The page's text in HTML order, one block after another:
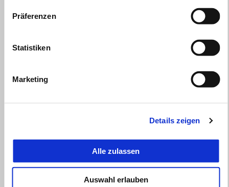
Präferenzen
Statistiken
Marketing
Details zeigen
Alle zulassen
Auswahl erlauben
aprilia Tuareg 660 SUPER PREISE